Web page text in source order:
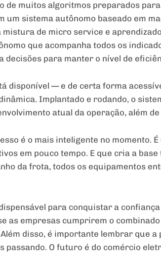
de muitos algoritmos preparados
um sistema autônomo baseado em
mistura de micro service e
que acompanha todos os
decisões para manter o nível de
disponível — e de certa forma
Implantado e rodando, o
atual da operação, além
é o mais inteligente no momento.
em pouco tempo. E que cria a
da frota, todos os equipamentos
para conquistar a
as empresas cumprirem o
disso, é importante lembrar que
passando. O futuro é do comércio